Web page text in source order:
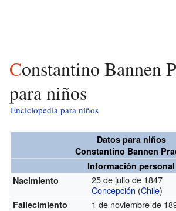
Constantino Bannen Pradel
para niños
Enciclopedia para niños
Datos para niños
Constantino Bannen
Información personal
Nacimiento
25 de julio de 1847
Concepción (Chile)
Fallecimiento 1 de noviembre de